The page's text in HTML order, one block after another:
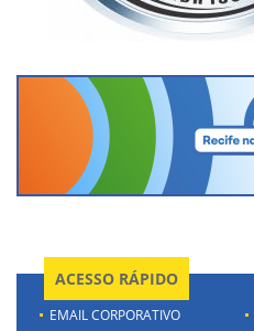
ACESSO RÁPIDO
EMAIL CORPORATIVO